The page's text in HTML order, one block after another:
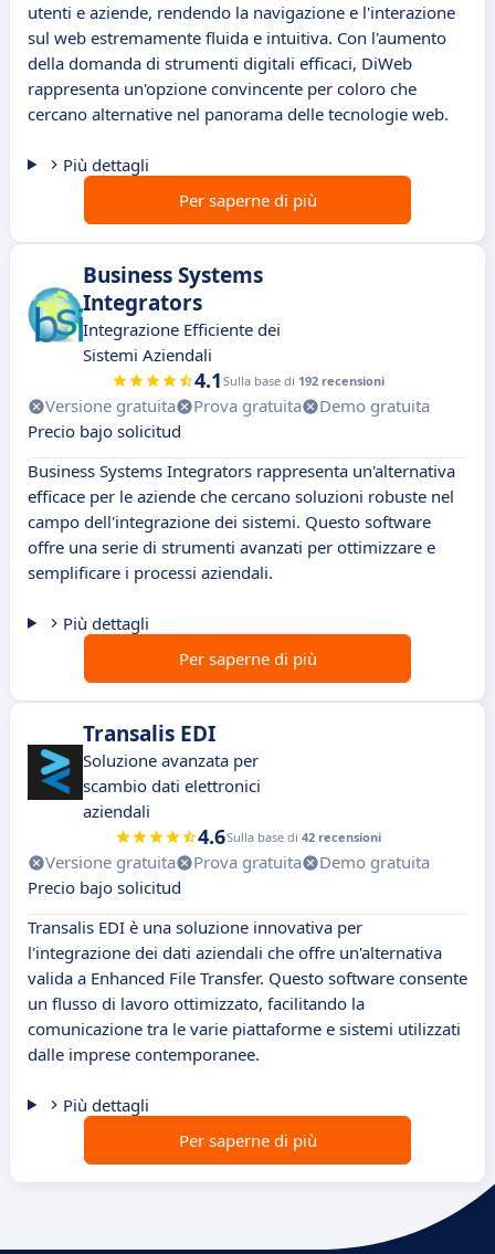
utenti e aziende, rendendo la navigazione e l'interazione
sul web estremamente fluida e intuitiva. Con l'aumento
della domanda di strumenti digitali efficaci, DiWeb
rappresenta un'opzione convincente per coloro che
cercano alternative nel panorama delle tecnologie web.
Più dettagli
Per saperne di più
Business Systems
Integrators
Integrazione Efficiente dei
Sistemi Aziendali
4.1 Sulla base di 192 recensioni
Versione gratuita Prova gratuita
Demo gratuita
Precio bajo solicitud
Business Systems Integrators rappresenta un'alternativa
efficace per le aziende che cercano soluzioni robuste nel
campo dell'integrazione dei sistemi. Questo software
offre una serie di strumenti avanzati per ottimizzare e
semplificare i processi aziendali.
Più dettagli
Per saperne di più
Transalis EDI
Soluzione avanzata per
scambio dati elettronici
aziendali
4.6Sulla base di 42 recensioni
Versione gratuita Prova gratuita
Demo gratuita
Precio bajo solicitud
Transalis EDI è una soluzione innovativa per
l'integrazione dei dati aziendali che offre un'alternativa
valida a Enhanced File Transfer. Questo software consente
un flusso di lavoro ottimizzato, facilitando la
comunicazione tra le varie piattaforme e sistemi utilizzati
dalle imprese contemporanee.
Più dettagli
Per saperne di più